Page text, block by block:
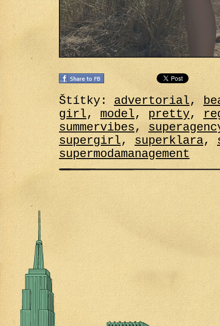
Štítky:advertorial,
girl, model, pretty,
summervibes,
supergirl, superklara,
supermodamanagement